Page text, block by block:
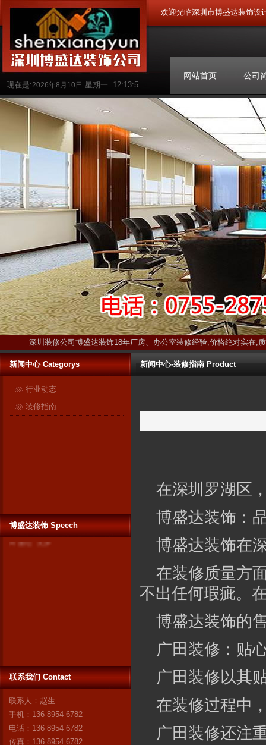
欢迎光临深圳市博盛达装饰设
现在是:2026年8月10日 星期一 12:13:6
公司
网站首页
深圳装修公司博盛达装饰18年厂房、办公室装修经验,价格绝对实在,
新闻中心 Categorys
行业动态
装修指南
博盛达装饰 Speech
根深圳本土！17年信誉保证！ 与
很多在全国各地开有分公司的连
锁装修企业不同，深圳是博盛达
装饰的唯一市场。在这个市场
里，博盛达不敢有丝毫马虎，更
加不敢采取转包等违法行为忽悠
联系我们 Contact
联系人：赵生
手机：136 8954 6782
电话：136 8954 6782
传真：136 8954 6782
新闻中心-装修指南 Product
在深圳罗湖区
博盛达装饰：
博盛达装饰在
在装修质量方
不出任何瑕疵。
博盛达装饰的
广田 装修：贴
广田 装修以其
在装修过程中
广田 装修还注